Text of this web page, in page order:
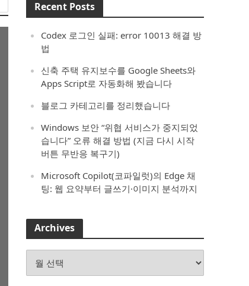
Recent Posts
Codex 로그인 실패: error 10013 해결 방
법
신축 주택 유지보수를 Google Sheets와
Apps Script로 자동화해 봤습니다
블로그 카테고리를 정리했습니다
Windows 보안 “위협 서비스가 중지되었
습니다” 오류 해결 방법 (지금 다시 시작
버튼 무반응 복구기)
Microsoft Copilot(코파일럿)의 Edge 채
팅: 웹 요약부터 글쓰기·이미지 분석까지
Archives